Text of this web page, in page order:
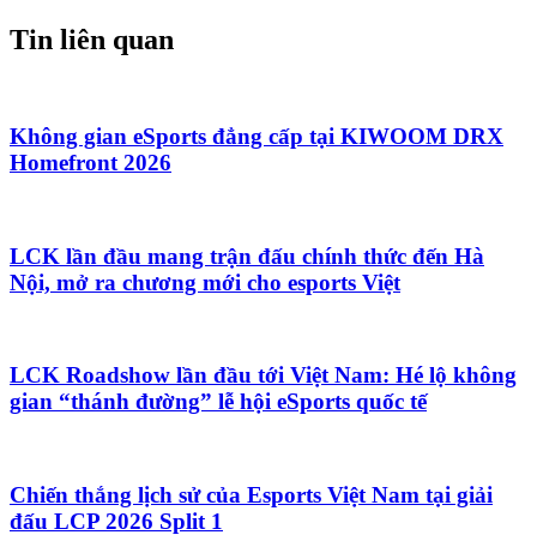
Tin liên quan
Không gian eSports đẳng cấp tại KIWOOM DRX
Homefront 2026
LCK lần đầu mang trận đấu chính thức đến Hà
Nội, mở ra chương mới cho esports Việt
LCK Roadshow lần đầu tới Việt Nam: Hé lộ không
gian “thánh đường” lễ hội eSports quốc tế
Chiến thắng lịch sử của Esports Việt Nam tại giải
đấu LCP 2026 Split 1